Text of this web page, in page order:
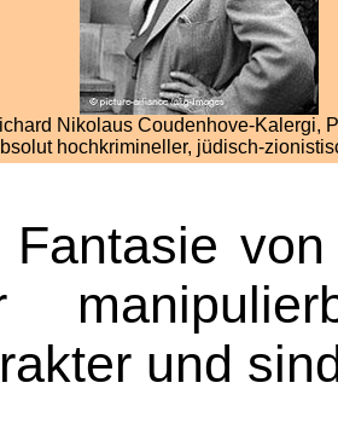
Nikolaus Coudenhove-Kalergi,
hochkrimineller, jüdisch-
Fantasie
und